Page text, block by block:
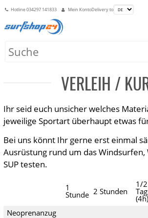
Hotline034297 141833 Mein KontoDelivery to
VERLEIH /
Ihr seid euch unsicher welches
jeweilige Sportart überhaupt etwas
Bei uns könnt Ihr gerne erst einmal
Ausrüstung rund um das
SUP testen.
1
Stunde 2 Stunden
1/2
Tag
(4h)
Neoprenanzug